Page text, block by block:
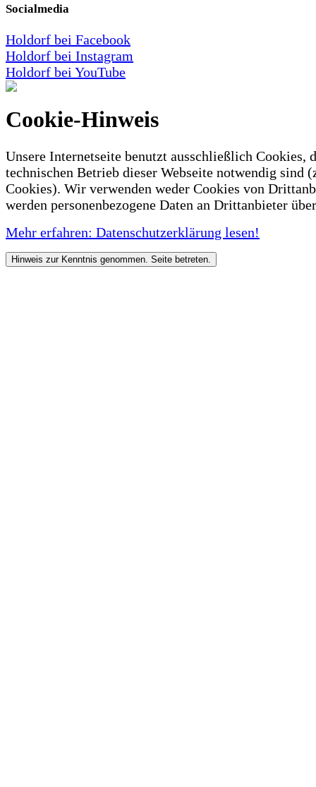
Socialmedia
Holdorf bei Facebook
Holdorf bei Instagram
Holdorf bei YouTube
Cookie-Hinweis
Unsere Internetseite benutzt ausschließlich Cookies,
technischen Betrieb dieser Webseite notwendig sind
Cookies). Wir verwenden weder Cookies von
werden personenbezogene Daten an Drittanbieter
Mehr erfahren: Datenschutzerklärung lesen!
Hinweis zur Kenntnis genommen. Seite betreten.